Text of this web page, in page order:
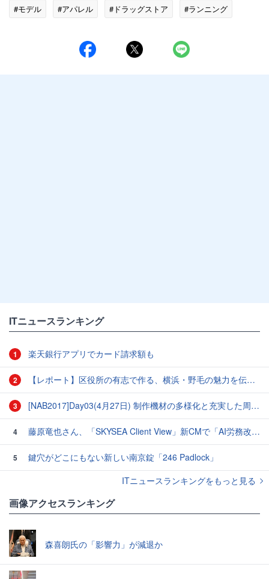
#モデル
#アパレル #ドラッグストア #ランニング
ITニュースランキング
1 楽天銀行アプリでカード請求額も
2 【レポート】区役所の有志で作る、横浜・野毛の魅力を伝えるCM
3 [NAB2017]Day03(4月27日) 制作機材の多様化と充実した周辺機器群
4 藤原竜也さん、「SKYSEA Client View」新CMで「AI労務改善」をアピール 働き方をAIが分析したら「すぐに休んで」と言われる？
5
鍵穴がどこにもない新しい南京錠「246 Padlock」
ITニュースランキングをもっと見る
画像アクセスランキング
森喜朗氏の「影響力」が減退か